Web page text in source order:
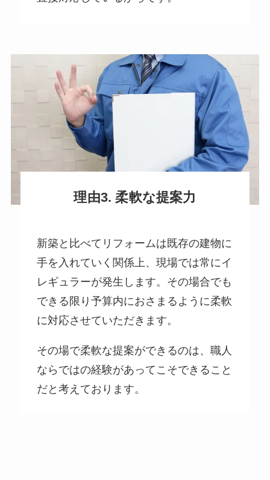
理由3. 柔軟な提案力
新築と比べてリフォームは既存の建物に
手を入れていく関係上、現場では常にイ
レギュラーが発生します。その場合でも
できる限り予算内におさまるように柔軟
に対応させていただきます。
その場で柔軟な提案ができるのは、職人
ならではの経験があってこそできること
だと考えております。